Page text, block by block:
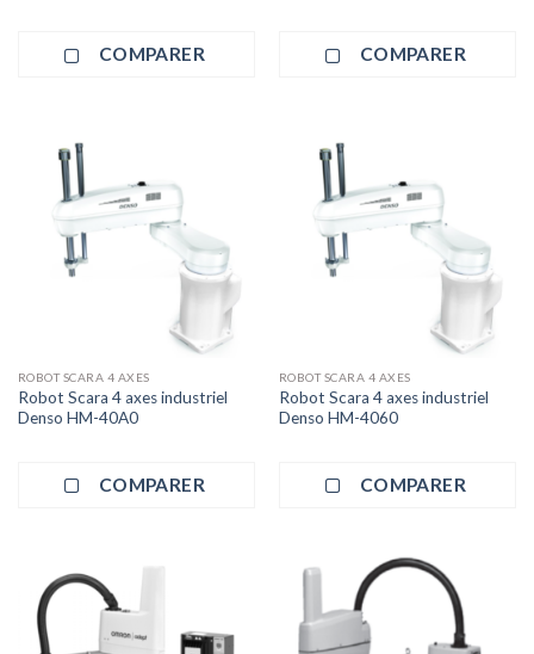
COMPARER COMPARER
ROBOT SCARA 4 AXES
Robot Scara 4 axes industriel
Denso HM-40A0
COMPARER
ROBOT SCARA 4 AXES
Robot Scara 4 axes industriel
Denso HM-4060
COMPARER